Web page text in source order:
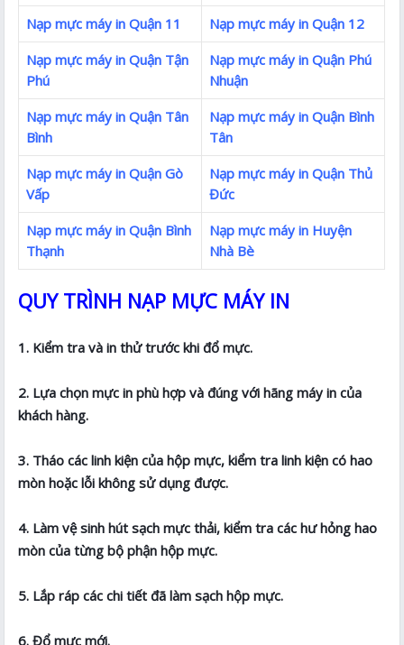
Nạp mực máy in Quận 11
Nạp mực máy in Quận 12
Nạp mực máy in Quận Tận
Phú
Nạp mực máy in Quận Phú
Nhuận
Nạp mực máy in Quận Tân
Bình
Nạp mực máy in Quận Bình
Tân
Nạp mực máy in Quận Gò
Vấp
Nạp mực máy in Quận Thủ
Đức
Nạp mực máy in Quận Bình
Thạnh
Nạp mực máy in Huyện
Nhà Bè
QUY TRÌNH NẠP MỰC MÁY IN
1. Kiểm tra và in thử trước khi đổ mực.
2. Lựa chọn mực in phù hợp và đúng với hãng máy in của
khách hàng.
3. Tháo các linh kiện của hộp mực, kiểm tra linh kiện có hao
mòn hoặc lỗi không sử dụng được.
4. Làm vệ sinh hút sạch mực thải, kiểm tra các hư hỏng hao
mòn của từng bộ phận hộp mực.
5. Lắp ráp các chi tiết đã làm sạch hộp mực.
6. Đổ mực mới.